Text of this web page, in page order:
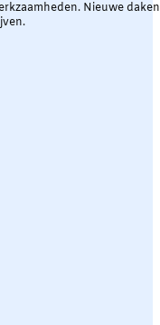
Nieuwe